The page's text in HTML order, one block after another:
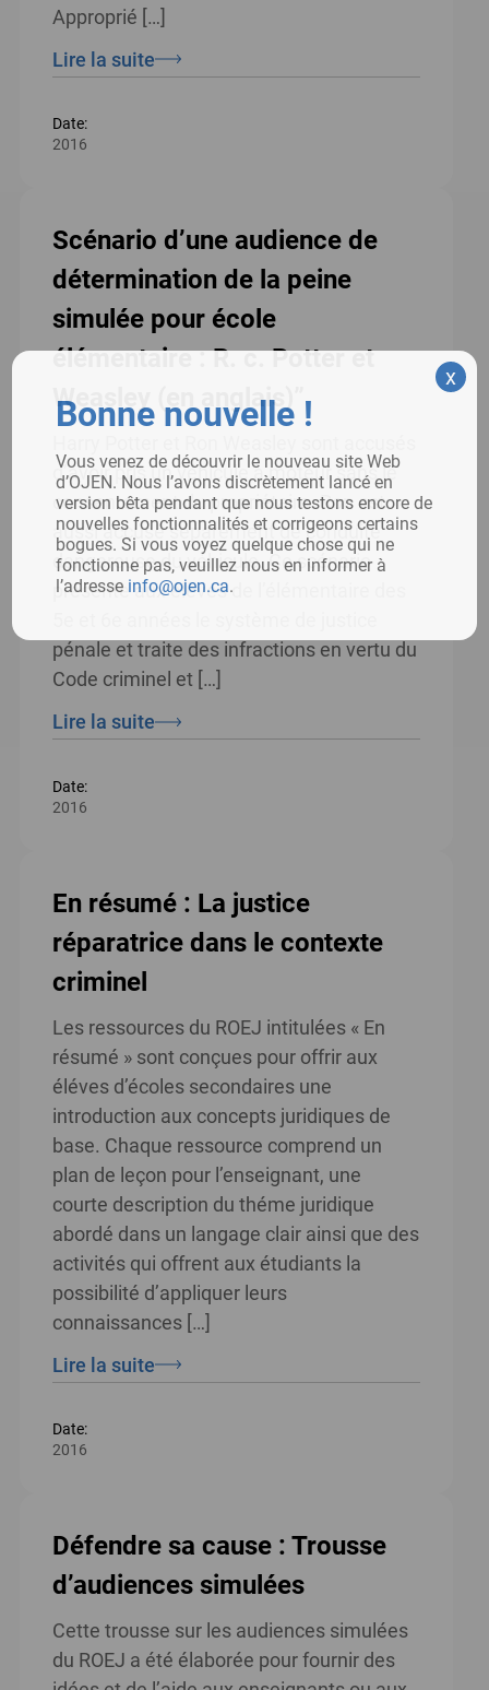
Approprié […]
Lire la suite
Date:
2016
Scénario d’une audience de
détermination de la peine
simulée pour école
élémentaire : R. c. Potter et
Weasley (en anglais)”
d’avoir pris un véhicule à moteur sans le
consentement du propriétaire. Ron est
aussi accusé séparément de conduite
dangereuse du véhicule. Ce scénario
présente aux élèves de l’élémentaire des
pénale et traite des infractions en vertu du
Code criminel et […]
Lire la suite
Date:
2016
En résumé : La justice
réparatrice dans le contexte
criminel
Les ressources du ROEJ intitulées « En
résumé » sont conçues pour offrir aux
éléves d’écoles secondaires une
introduction aux concepts juridiques de
base. Chaque ressource comprend un
plan de leçon pour l’enseignant, une
courte description du théme juridique
abordé dans un langage clair ainsi que des
activités qui offrent aux étudiants la
possibilité d’appliquer leurs
connaissances […]
Lire la suite
Date:
2016
Défendre sa cause : Trousse
d’audiences simulées
Cette trousse sur les audiences simulées
du ROEJ a été élaborée pour fournir des
Bonne nouvelle !
Vous venez de découvrir le nouveau site Web
d’OJEN. Nous l’avons discrètement lancé en
version bêta pendant que nous testons encore de
nouvelles fonctionnalités et corrigeons certains
bogues. Si vous voyez quelque chose qui ne
fonctionne pas, veuillez nous en informer à
l’adresse info@ojen.ca.
x